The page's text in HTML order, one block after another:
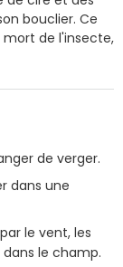
bouclier. Ce
de l'insecte,
de verger.
dans une
le vent, les
le champ.